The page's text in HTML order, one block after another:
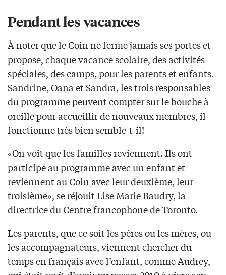
Pendant les vacances
À noter que le Coin ne ferme jamais ses portes et
propose, chaque vacance scolaire, des activités
spéciales, des camps, pour les parents et enfants.
Sandrine, Oana et Sandra, les trois responsables
du programme peuvent compter sur le bouche à
oreille pour accueillir de nouveaux membres, il
fonctionne très bien semble-t-il!
«On voit que les familles reviennent. Ils ont
participé au programme avec un enfant et
reviennent au Coin avec leur deuxième, leur
troisième», se réjouit Lise Marie Baudry, la
directrice du Centre francophone de Toronto.
Les parents, que ce soit les pères ou les mères, ou
les accompagnateurs, viennent chercher du
temps en français avec l’enfant, comme Audrey,